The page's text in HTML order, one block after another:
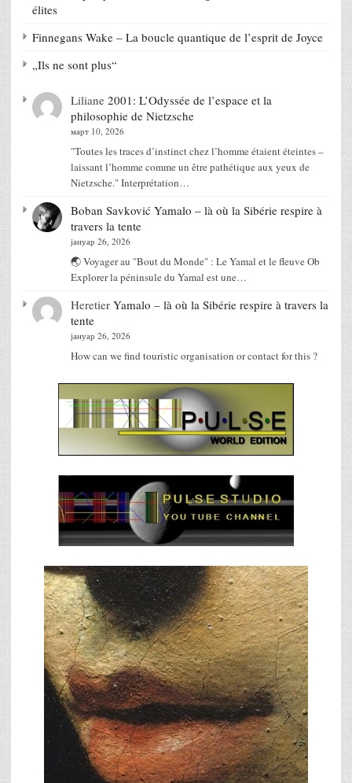
élites
Finnegans Wake – La boucle quantique de l’esprit de Joyce
„Ils ne sont plus“
Liliane 2001: L’Odyssée de l’espace et la
philosophie de Nietzsche
март 10, 2026
"Toutes les traces d’instinct chez l’homme étaient éteintes –
laissant l’homme comme un être pathétique aux yeux de
Nietzsche." Interprétation…
Boban Savković Yamalo – là où la Sibérie respire à
travers la tente
јануар 26, 2026
🌏 Voyager au "Bout du Monde" : Le Yamal et le fleuve Ob
Explorer la péninsule du Yamal est une…
Heretier Yamalo – là où la Sibérie respire à travers la
tente
јануар 26, 2026
How can we find touristic organisation or contact for this ?